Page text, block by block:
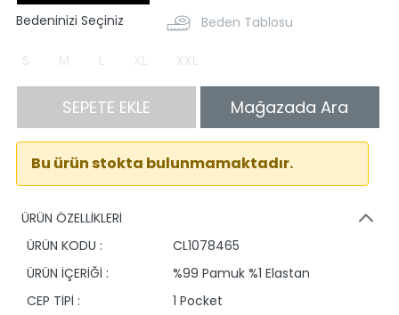
Bedeninizi Seçiniz Beden Tablosu
S M L XL XXL
SEPETE EKLE Mağazada Ara
Bu ürün stokta bulunmamaktadır.
ÜRÜN ÖZELLİKLERİ
ÜRÜN KODU :
CL1078465
ÜRÜN İÇERİĞİ :
%99 Pamuk %1 Elastan
CEP TİPİ :
1 Pocket